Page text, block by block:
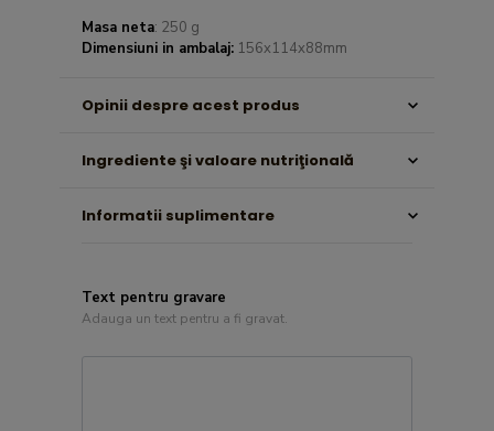
Masa neta: 250 g
Dimensiuni in ambalaj: 156x114x88mm
Opinii despre acest produs
Ingrediente şi valoare nutriţională
Informatii suplimentare
Text pentru gravare
Adauga un text pentru a fi gravat.